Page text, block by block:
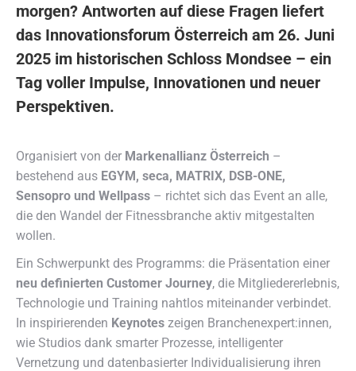
morgen? Antworten auf diese Fragen liefert
das Innovationsforum Österreich am 26. Juni
2025 im historischen Schloss Mondsee – ein
Tag voller Impulse, Innovationen und neuer
Perspektiven.
Organisiert von der Markenallianz Österreich –
bestehend aus EGYM, seca, MATRIX, DSB-ONE,
Sensopro und Wellpass – richtet sich das Event an alle,
die den Wandel der Fitnessbranche aktiv mitgestalten
wollen.
Ein Schwerpunkt des Programms: die Präsentation einer
neu definierten Customer Journey, die Mitgliedererlebnis,
Technologie und Training nahtlos miteinander verbindet.
In inspirierenden Keynotes zeigen Branchenexpert:innen,
wie Studios dank smarter Prozesse, intelligenter
Vernetzung und datenbasierter Individualisierung ihren